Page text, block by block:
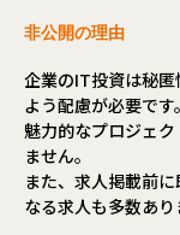
7ヶ月〜：テックリ
【特徴的なポイント
社会的意義のある仕
最先端技術に触れ
ルAI）
成果重視・自由度
エンジニアの総合
プロダクトマネー
ら、ユーザー価値・
え、共に価値設計
位置でのご活躍を
【業務の変更の範囲
無
非公開の理由
企業のIT投資は秘
よう配慮が必要です。
魅力的なプロジェ
ません。
また、求人掲載前
なる求人も多数あり